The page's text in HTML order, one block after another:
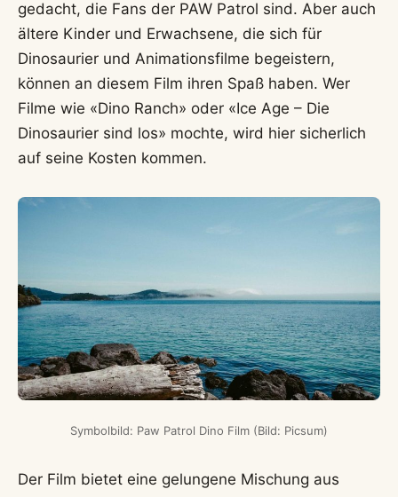
gedacht, die Fans der PAW Patrol sind. Aber auch
ältere Kinder und Erwachsene, die sich für
Dinosaurier und Animationsfilme begeistern,
können an diesem Film ihren Spaß haben. Wer
Filme wie «Dino Ranch» oder «Ice Age – Die
Dinosaurier sind los» mochte, wird hier sicherlich
auf seine Kosten kommen.
Symbolbild: Paw Patrol Dino Film (Bild: Picsum)
Der Film bietet eine gelungene Mischung aus